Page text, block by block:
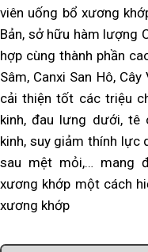
viên uống bổ xương
Bản, sở hữu hàm lượng
hợp cùng thành phần
Sâm, Canxi San Hô,
cải thiện tốt các triệu
kinh, đau lưng dưới, tê
kinh, suy giảm thính lực
sau mệt mỏi,… mang
xương khớp một cách
xương khớp